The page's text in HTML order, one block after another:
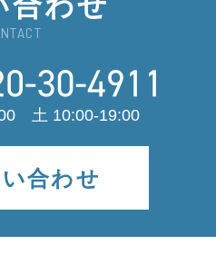
土 10:00-19:00
合わせ